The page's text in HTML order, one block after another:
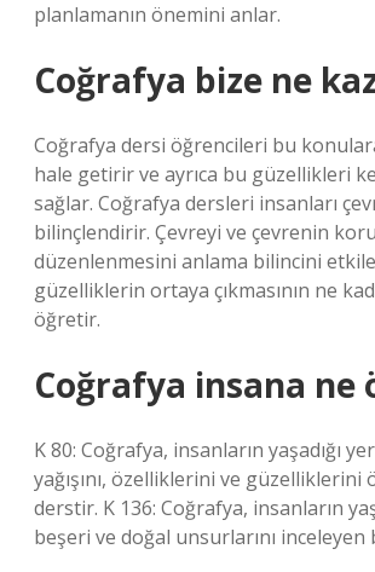
planlamanın önemini anlar.
Coğrafya bize ne
Coğrafya dersi öğrencileri bu
hale getirir ve ayrıca bu güzellikleri
sağlar. Coğrafya dersleri insanları
bilinçlendirir. Çevreyi ve çevrenin
düzenlenmesini anlama bilincini
güzelliklerin ortaya çıkmasının ne
öğretir.
Coğrafya insana ne
K 80: Coğrafya, insanların yaşadığı
yağışını, özelliklerini ve
derstir. K 136: Coğrafya, insanların
beşeri ve doğal unsurlarını